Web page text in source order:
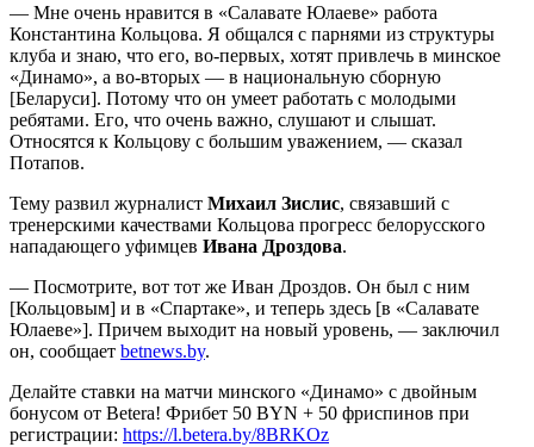
— Мне очень нравится в «Салавате Юлаеве» работа
Константина Кольцова. Я общался с парнями из структуры
клуба и знаю, что его, во-первых, хотят привлечь в минское
«Динамо», а во-вторых — в национальную сборную
[Беларуси]. Потому что он умеет работать с молодыми
ребятами. Его, что очень важно, слушают и слышат.
Относятся к Кольцову с большим уважением, — сказал
Потапов.
Тему развил журналист Михаил Зислис, связавший с
тренерскими качествами Кольцова прогресс белорусского
нападающего уфимцев Ивана Дроздова.
— Посмотрите, вот тот же Иван Дроздов. Он был с ним
[Кольцовым] и в «Спартаке», и теперь здесь [в «Салавате
Юлаеве»]. Причем выходит на новый уровень, — заключил
он, сообщает betnews.by.
Делайте ставки на матчи минского «Динамо» с двойным
бонусом от Betera! Фрибет 50 BYN + 50 фриспинов при
регистрации: https://l.betera.by/8BRKOz